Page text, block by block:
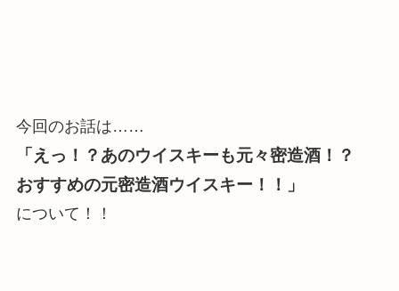
今回のお話は……
「えっ！？あのウイスキーも元々密造酒！？
おすすめの元密造酒ウイスキー！！」
について！！